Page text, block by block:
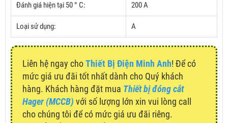
Đánh giá hiện tại 50 ° C: 200 A
Loại sử dụng: A
Liên hệ ngay choThiết Bị Điện Minh Anh! Để có
mức giá ưu đãi tốt nhất dành cho Quý khách
hàng. Khách hàng đặt mua Thiết bị đóng cắt
Hager (MCCB) với số lượng lớn xin vui lòng call
cho chúng tôi để có mức giá ưu đãi riêng.